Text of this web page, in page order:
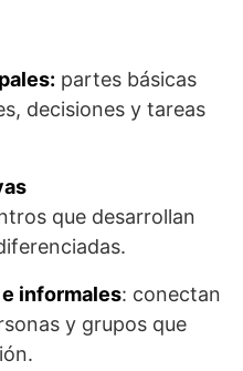
partes básicas
decisiones y tareas
que desarrollan
informales: conectan
y grupos que